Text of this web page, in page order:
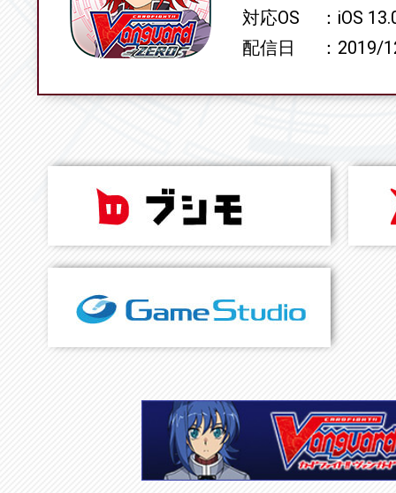
対応OS
iOS
配信日
2019/